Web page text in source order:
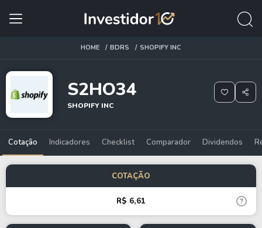
HOME BDRS SHOPIFY INC
S2HO34
SHOPIFY INC
Cotação Indicadores Checklist Comparador Dividendos
COTAÇÃO
R$ 6,61